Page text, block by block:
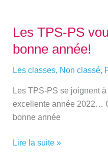
Les TPS-PS
bonne année!
Les classes, Non classé,
Les TPS-PS se joignent
excellente année 2022…
bonne année
Les
TPS-
PS
vous
une
bonne
année!
Lire la suite »